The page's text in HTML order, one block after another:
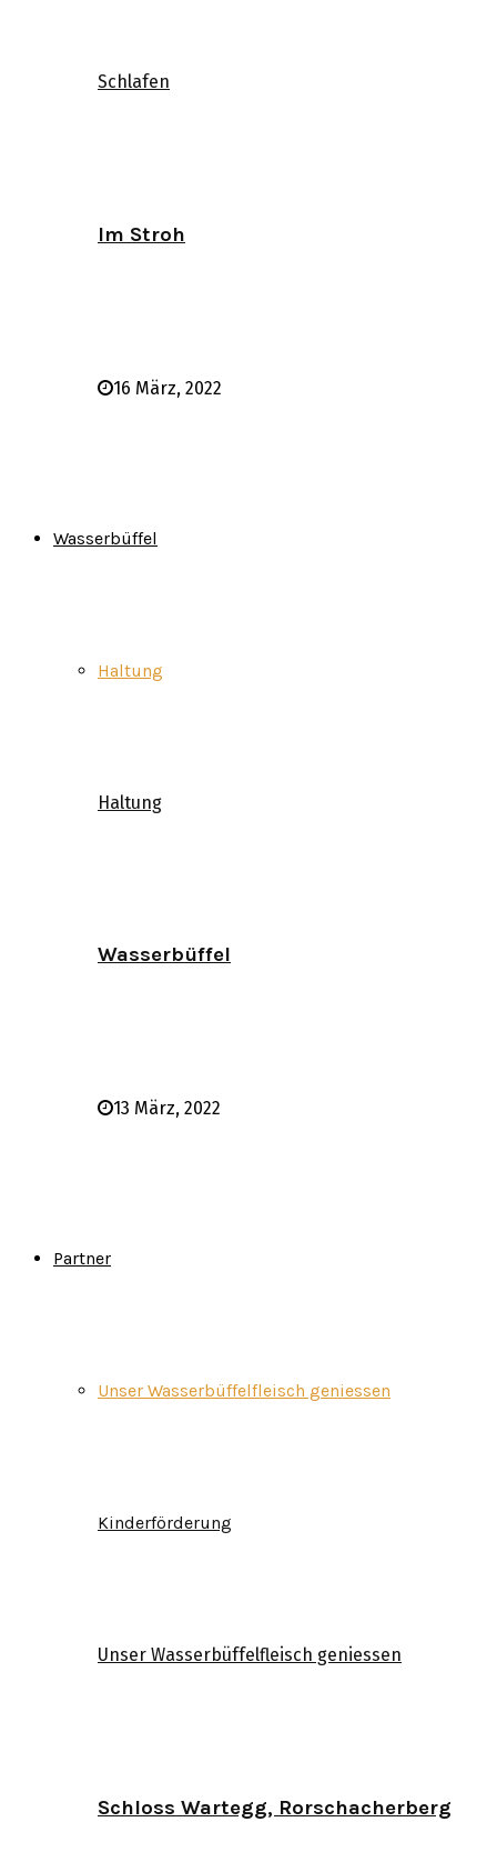
Schlafen
Im Stroh
16 März, 2022
Wasserbüffel
Haltung
Haltung
Wasserbüffel
13 März, 2022
Partner
Unser Wasserbüffelfleisch geniessen
Kinderförderung
Unser Wasserbüffelfleisch geniessen
Schloss Wartegg, Rorschacherberg